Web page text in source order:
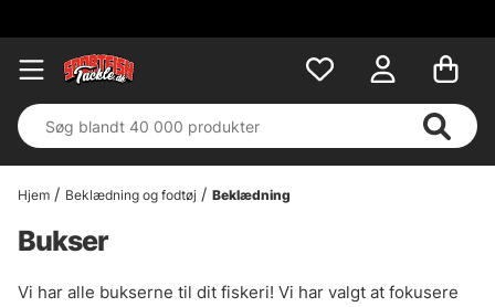
Hjem Beklædning og fodtøj Beklædning
Bukser
Vi har alle bukserne til dit fiskeri! Vi har valgt at fokusere